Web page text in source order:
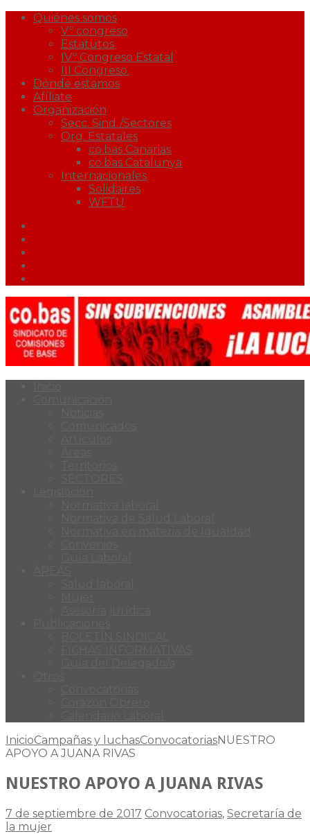
Quiénes somos
Vº congreso
Estatutos
IVº Congreso Estatal
III Congreso.
Dónde estamos
Afíliate
Organización
Secc. Sind./Sectores
Org. Estatales
co.bas Canarias
co.bas Catalunya
Internacionales
Solidaires
WFTU
InicioCampañas y luchasConvocatoriasNUESTRO
APOYO A JUANA RIVAS
NUESTRO APOYO A JUANA RIVAS
7 de septiembre de 2017 Convocatorias, Secretaría de
la mujer